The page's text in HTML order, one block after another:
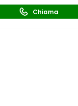
Chiama